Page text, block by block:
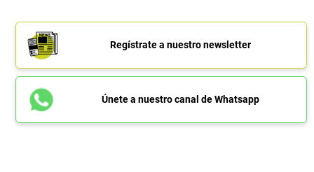
Regístrate a nuestro newsletter
Únete a nuestro canal de Whatsapp